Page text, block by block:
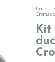
Início
Kit